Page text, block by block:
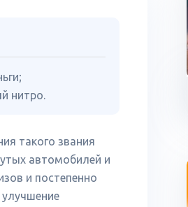
нитро.
такого звания
автомобилей и
и постепенно
улучшение